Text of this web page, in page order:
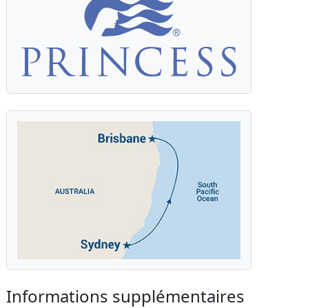
Informations supplémentaires